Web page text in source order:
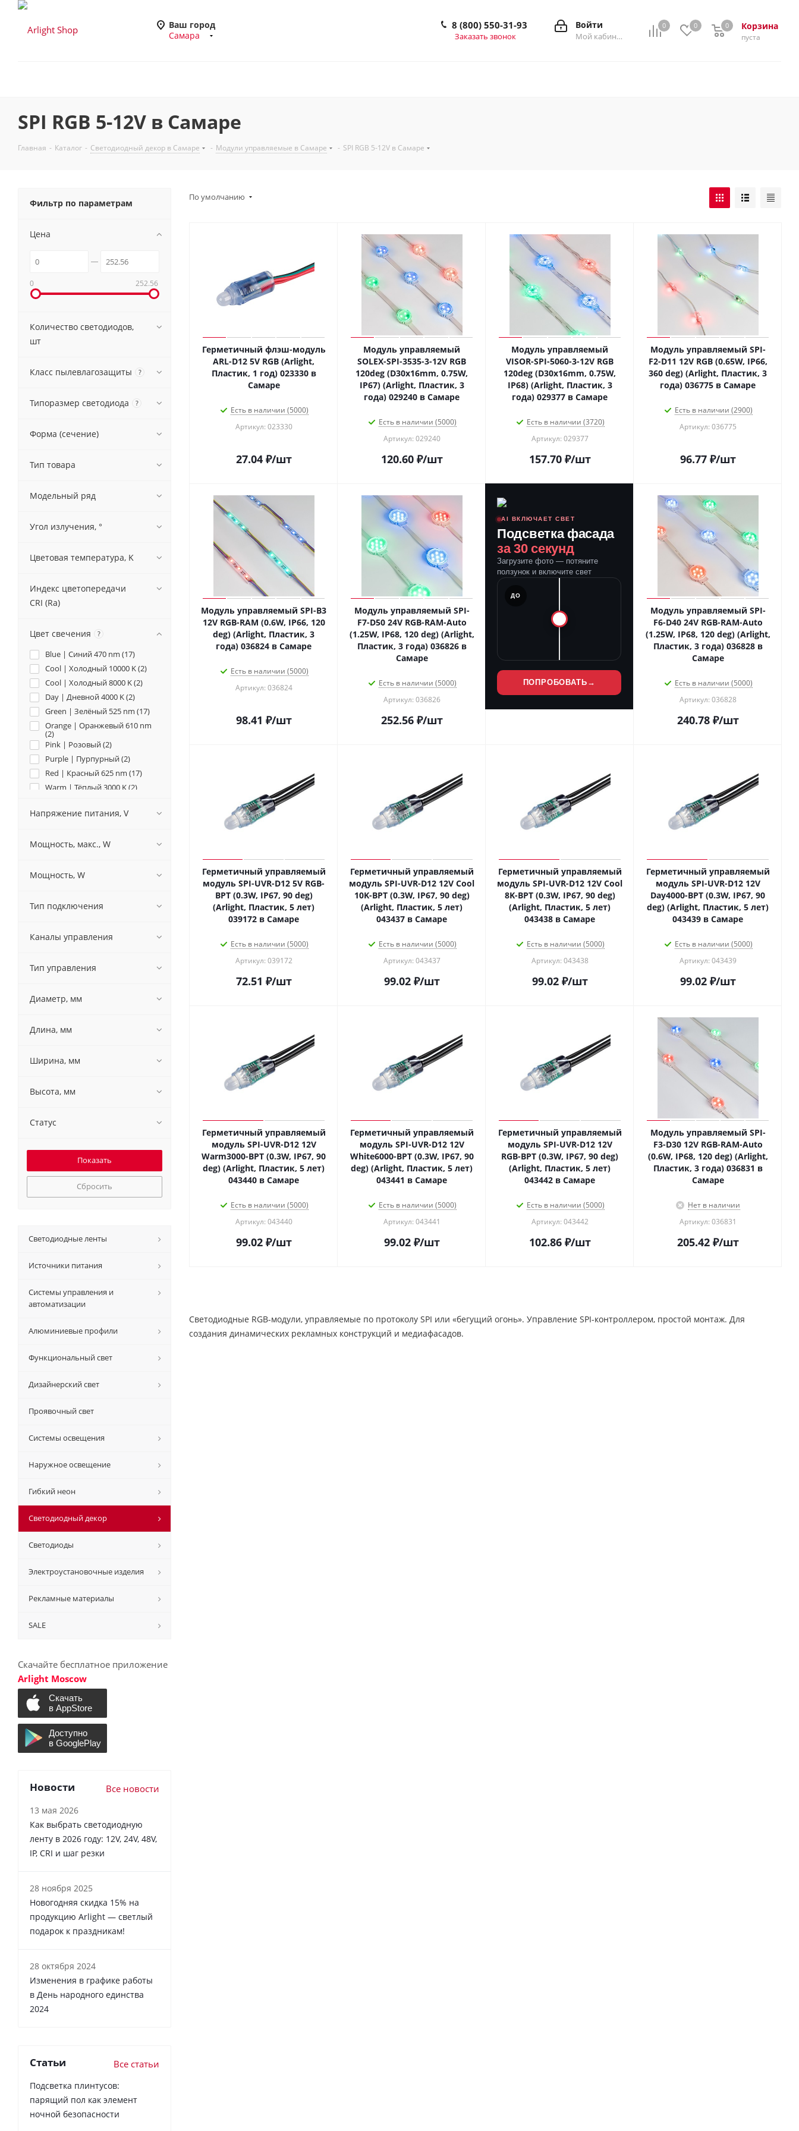
Ваш город
Самара
0 0 Корзина
0
пуста
0
Войти
Мой кабинет
8 (800) 550-31-93
Заказать звонок
SPI RGB 5-12V в Самаре
Главная - Каталог - Светодиодный декор в Самаре - Модули управляемые в Самаре - SPI RGB 5-12V в Самаре
По умолчанию
Герметичный флэш-модуль
ARL-D12 5V RGB (Arlight,
Пластик, 1 год) 023330 в
Самаре
Есть в наличии (5000)
Артикул: 023330
27.04₽/шт
Модуль управляемый
SOLEX-SPI-3535-3-12V RGB
120deg (D30x16mm, 0.75W,
IP67) (Arlight, Пластик, 3
года) 029240 в Самаре
Есть в наличии (5000)
Артикул: 029240
120.60₽/шт
Модуль управляемый
VISOR-SPI-5060-3-12V RGB
120deg (D30x16mm, 0.75W,
IP68) (Arlight, Пластик, 3
года) 029377 в Самаре
Есть в наличии (3720)
Артикул: 029377
157.70₽/шт
Модуль управляемый SPI-
F2-D11 12V RGB (0.65W, IP66,
360 deg) (Arlight, Пластик, 3
года) 036775 в Самаре
Есть в наличии (2900)
Артикул: 036775
96.77₽/шт
Модуль управляемый SPI-B3
12V RGB-RAM (0.6W, IP66, 120
deg) (Arlight, Пластик, 3
года) 036824 в Самаре
Есть в наличии (5000)
Артикул: 036824
98.41 ₽/шт
Модуль управляемый SPI-
F7-D50 24V RGB-RAM-Auto
(1.25W, IP68, 120 deg) (Arlight,
Пластик, 3 года) 036826 в
Самаре
Есть в наличии (5000)
Артикул: 036826
252.56₽/шт
AI ВКЛЮЧАЕТ СВЕТ
Подсветка фасада
за 30 секунд
Загрузите фото — потяните
ползунок и включите свет
ДО
ПОСЛЕ
ПОПРОБОВАТЬ →
Модуль управляемый SPI-
F6-D40 24V RGB-RAM-Auto
(1.25W, IP68, 120 deg) (Arlight,
Пластик, 3 года) 036828 в
Самаре
Есть в наличии (5000)
Артикул: 036828
240.78₽/шт
Герметичный управляемый
модуль SPI-UVR-D12 5V RGB-
BPT (0.3W, IP67, 90 deg)
(Arlight, Пластик, 5 лет)
039172 в Самаре
Есть в наличии (5000)
Артикул: 039172
72.51 ₽/шт
Герметичный управляемый
модуль SPI-UVR-D12 12V Cool
10K-BPT (0.3W, IP67, 90 deg)
(Arlight, Пластик, 5 лет)
043437 в Самаре
Есть в наличии (5000)
Артикул: 043437
99.02₽/шт
Герметичный управляемый
модуль SPI-UVR-D12 12V Cool
8K-BPT (0.3W, IP67, 90 deg)
(Arlight, Пластик, 5 лет)
043438 в Самаре
Есть в наличии (5000)
Артикул: 043438
99.02₽/шт
Герметичный управляемый
модуль SPI-UVR-D12 12V
Day4000-BPT (0.3W, IP67, 90
deg) (Arlight, Пластик, 5 лет)
043439 в Самаре
Есть в наличии (5000)
Артикул: 043439
99.02₽/шт
Герметичный управляемый
модуль SPI-UVR-D12 12V
Warm3000-BPT (0.3W, IP67, 90
deg) (Arlight, Пластик, 5 лет)
043440 в Самаре
Есть в наличии (5000)
Артикул: 043440
99.02₽/шт
Герметичный управляемый
модуль SPI-UVR-D12 12V
White6000-BPT (0.3W, IP67, 90
deg) (Arlight, Пластик, 5 лет)
043441 в Самаре
Есть в наличии (5000)
Артикул: 043441
99.02₽/шт
Герметичный управляемый
модуль SPI-UVR-D12 12V
RGB-BPT (0.3W, IP67, 90 deg)
(Arlight, Пластик, 5 лет)
043442 в Самаре
Есть в наличии (5000)
Артикул: 043442
102.86₽/шт
Модуль управляемый SPI-
F3-D30 12V RGB-RAM-Auto
(0.6W, IP68, 120 deg) (Arlight,
Пластик, 3 года) 036831 в
Самаре
Нет в наличии
Артикул: 036831
205.42₽/шт
Светодиодные RGB-модули, управляемые по протоколу SPI или «бегущий огонь». Управление SPI-контроллером, простой монтаж. Для
создания динамических рекламных конструкций и медиафасадов.
Фильтр по параметрам
Цена
0 252.56
Количество светодиодов,
шт
Класс пылевлагозащиты ?
Типоразмер светодиода ?
Форма (сечение)
Тип товара
Модельный ряд
Угол излучения, °
Цветовая температура, K
Индекс цветопередачи
CRI (Ra)
Цвет свечения ?
Blue | Синий 470 nm (17)
Cool | Холодный 10000 K (2)
Cool | Холодный 8000 K (2)
Day | Дневной 4000 K (2)
Green | Зелёный 525 nm (17)
Orange | Оранжевый 610 nm
(2)
Pink | Розовый (2)
Purple | Пурпурный (2)
Red | Красный 625 nm (17)
Warm | Тёплый 3000 K (2)
Yellow | Жёлтый 590 nm (
Напряжение питания, V
Мощность, макс., W
Мощность, W
Тип подключения
Каналы управления
Тип управления
Диаметр, мм
Длина, мм
Ширина, мм
Высота, мм
Статус
Сбросить
Светодиодные ленты
Источники питания
Системы управления и
автоматизации
Алюминиевые профили
Функциональный свет
Дизайнерский свет
Проявочный свет
Системы освещения
Наружное освещение
Гибкий неон
Светодиодный декор
Светодиоды
Электроустановочные изделия
Рекламные материалы
SALE
Скачайте бесплатное приложение
Arlight Moscow
Новости Все новости
13 мая 2026
Как выбрать светодиодную
ленту в 2026 году: 12V, 24V, 48V,
IP, CRI и шаг резки
28 ноября 2025
Новогодняя скидка 15% на
продукцию Arlight — светлый
подарок к праздникам!
28 октября 2024
Изменения в графике работы
в День народного единства
2024
Статьи Все статьи
Подсветка плинтусов:
парящий пол как элемент
ночной безопасности